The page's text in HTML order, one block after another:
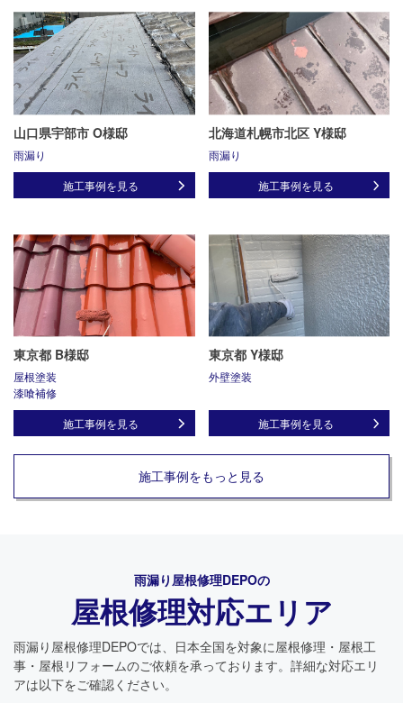
山口県宇部市 O様邸
雨漏り
施工事例を見る
北海道札幌市北区 Y様邸
雨漏り
施工事例を見る
東京都 B様邸
屋根塗装
漆喰補修
施工事例を見る
東京都 Y様邸
外壁塗装
施工事例を見る
施工事例をもっと見る
雨漏り屋根修理DEPOの
屋根修理対応エリア
雨漏り屋根修理DEPOでは、日本全国を対象に屋根修理・屋根工
事・屋根リフォームのご依頼を承っております。詳細な対応エリ
アは以下をご確認ください。